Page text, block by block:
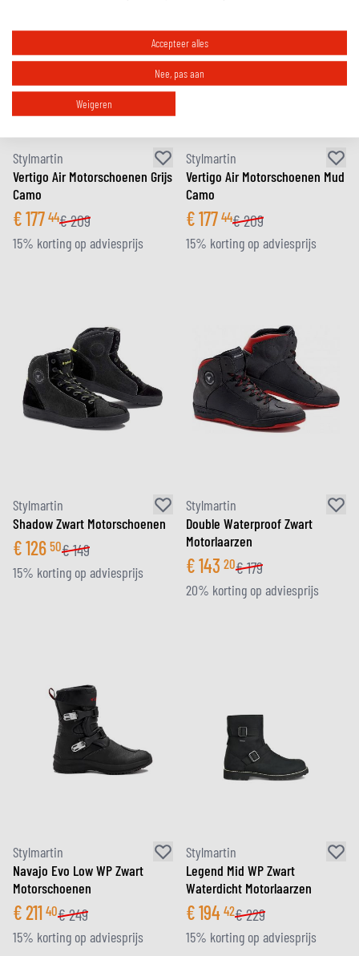
Stylmartin
Vertigo Air Motorschoenen Grijs
Camo
€177 44€209
15% korting op adviesprijs
Stylmartin
Vertigo Air Motorschoenen Mud
Camo
€177 44€209
15% korting op adviesprijs
Stylmartin
Shadow Zwart Motorschoenen
€126 50€149
15% korting op adviesprijs
Stylmartin
Double Waterproof Zwart
Motorlaarzen
€143 20€179
20% korting op adviesprijs
Stylmartin
Navajo Evo Low WP Zwart
Motorschoenen
€211 40€249
15% korting op adviesprijs
Stylmartin
Legend Mid WP Zwart
Waterdicht Motorlaarzen
€194 42€229
15% korting op adviesprijs
Accepteer alles
Nee, pas aan
Weigeren